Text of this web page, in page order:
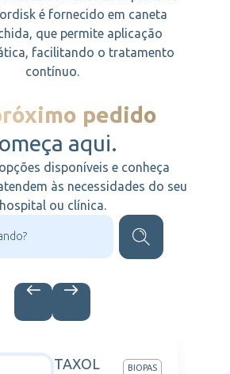
é fornecido em caneta
que permite aplicação
facilitando o tratamento
contínuo.
pedido
aqui.
disponíveis e conheça
às necessidades do seu
hospital ou clínica.
TAXOL
BIOPAS